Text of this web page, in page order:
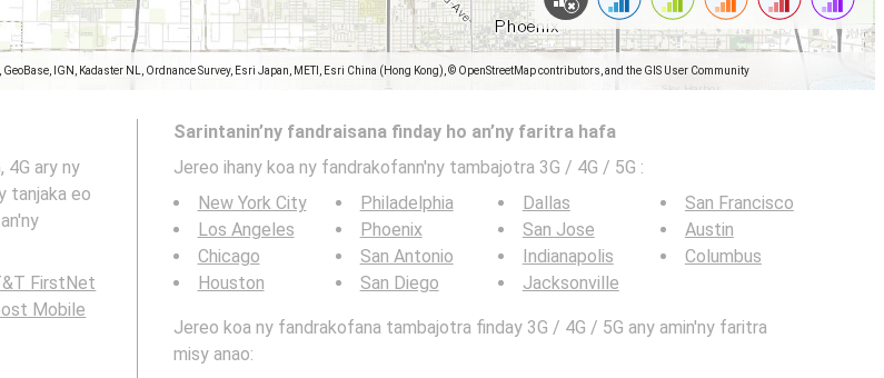
IGN, Kadaster NL, Ordnance Survey, Esri Japan, METI, Esri China (Hong Kong), © OpenStreetMap contributors, and the GIS User Community
4G ary ny
tanjaka eo
FirstNet
Mobile
Sarintanin’ny fandraisana finday ho an’ny faritra hafa
Jereo ihany koa ny fandrakofann'ny tambajotra 3G / 4G / 5G :
New York City
Los Angeles
Chicago
Houston
Philadelphia
Phoenix
San Antonio
San Diego
Dallas
San Jose
Indianapolis
Jacksonville
San Francisco
Austin
Columbus
Jereo koa ny fandrakofana tambajotra finday 3G / 4G / 5G any amin'ny faritra
misy anao: